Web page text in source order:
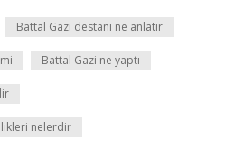
Battal Gazi destanı ne anlatır
Battal Gazi ne yaptı
nelerdir